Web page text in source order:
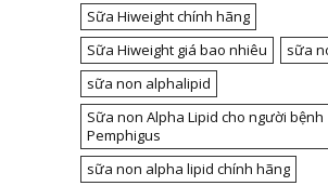
Sữa Hiweight chính hãng
Sữa Hiweight giá bao nhiêu
sữa
sữa non alphalipid
Sữa non Alpha Lipid cho người bệnh
Pemphigus
sữa non alpha lipid chính hãng